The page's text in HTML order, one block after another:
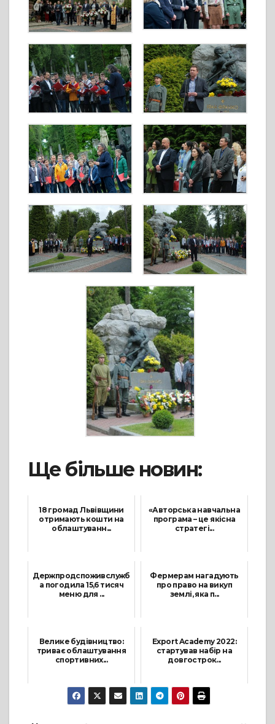
Ще більше новин:
18 громад Львівщини
отримають кошти на
облаштуванн...
«Авторська навчальна
програма – це якісна
стратегі...
Держпродспоживслужб
а погодила 15,6 тисяч
меню для ...
Фермерам нагадують
про право на викуп
землі, яка п...
Велике будівництво:
триває облаштування
спортивних...
11 Жовтня, 2021
Export Academy 2022:
стартував набір на
довгострок...
30 Листопада, 2021